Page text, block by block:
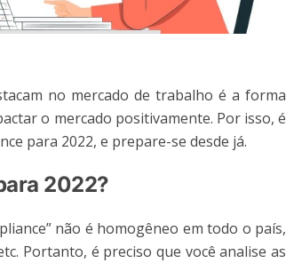
no mercado de trabalho é a forma
o mercado positivamente. Por isso, é
para 2022, e prepare-se desde já.
2022?
não é homogêneo em todo o país,
Portanto, é preciso que você analise as